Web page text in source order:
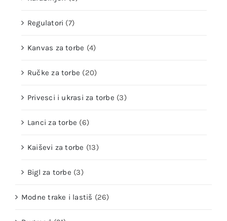
Regulatori (7)
Kanvas za torbe (4)
Ručke za torbe (20)
Privesci i ukrasi za torbe (3)
Lanci za torbe (6)
Kaiševi za torbe (13)
Bigl za torbe (3)
Modne trake i lastiš (26)